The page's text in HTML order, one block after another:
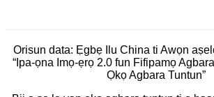
Orisun data: Ẹgbẹ Ilu China ti Awọn
“Ipa-ọna Imọ-ẹrọ 2.0 fun Fifipamọ
Ọkọ Agbara Tuntun”